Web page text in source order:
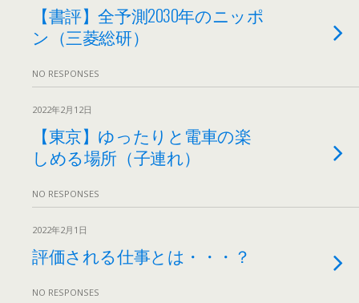
【書評】全予測2030年のニッポ
ン（三菱総研）
NO RESPONSES
2022年2月12日
【東京】ゆったりと電車の楽
しめる場所（子連れ）
NO RESPONSES
2022年2月1日
評価される仕事とは・・・？
NO RESPONSES